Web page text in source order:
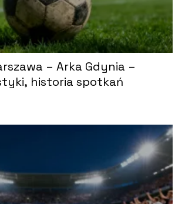
– Arka Gdynia –
historia spotkań